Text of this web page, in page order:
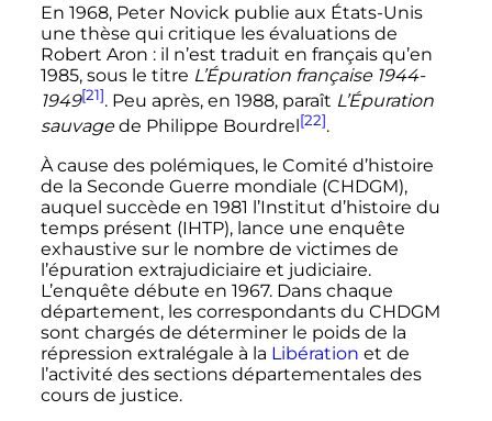
En 1968, Peter Novick publie aux États-Unis
une thèse qui critique les évaluations de
Robert Aron : il n’est traduit en français qu’en
1985, sous le titre L’Épuration française 1944-
1949[21]. Peu après, en 1988, paraît L’Épuration
sauvagede Philippe Bourdrel [22].
À cause des polémiques, le Comité d’histoire
de la Seconde Guerre mondiale (CHDGM),
auquel succède en 1981 l’Institut d’histoire du
temps présent (IHTP), lance une enquête
exhaustive sur le nombre de victimes de
l’épuration extrajudiciaire et judiciaire.
L’enquête débute en 1967. Dans chaque
département, les correspondants du CHDGM
sont chargés de déterminer le poids de la
répression extralégale à la Libération et de
l’activité des sections départementales des
cours de justice.